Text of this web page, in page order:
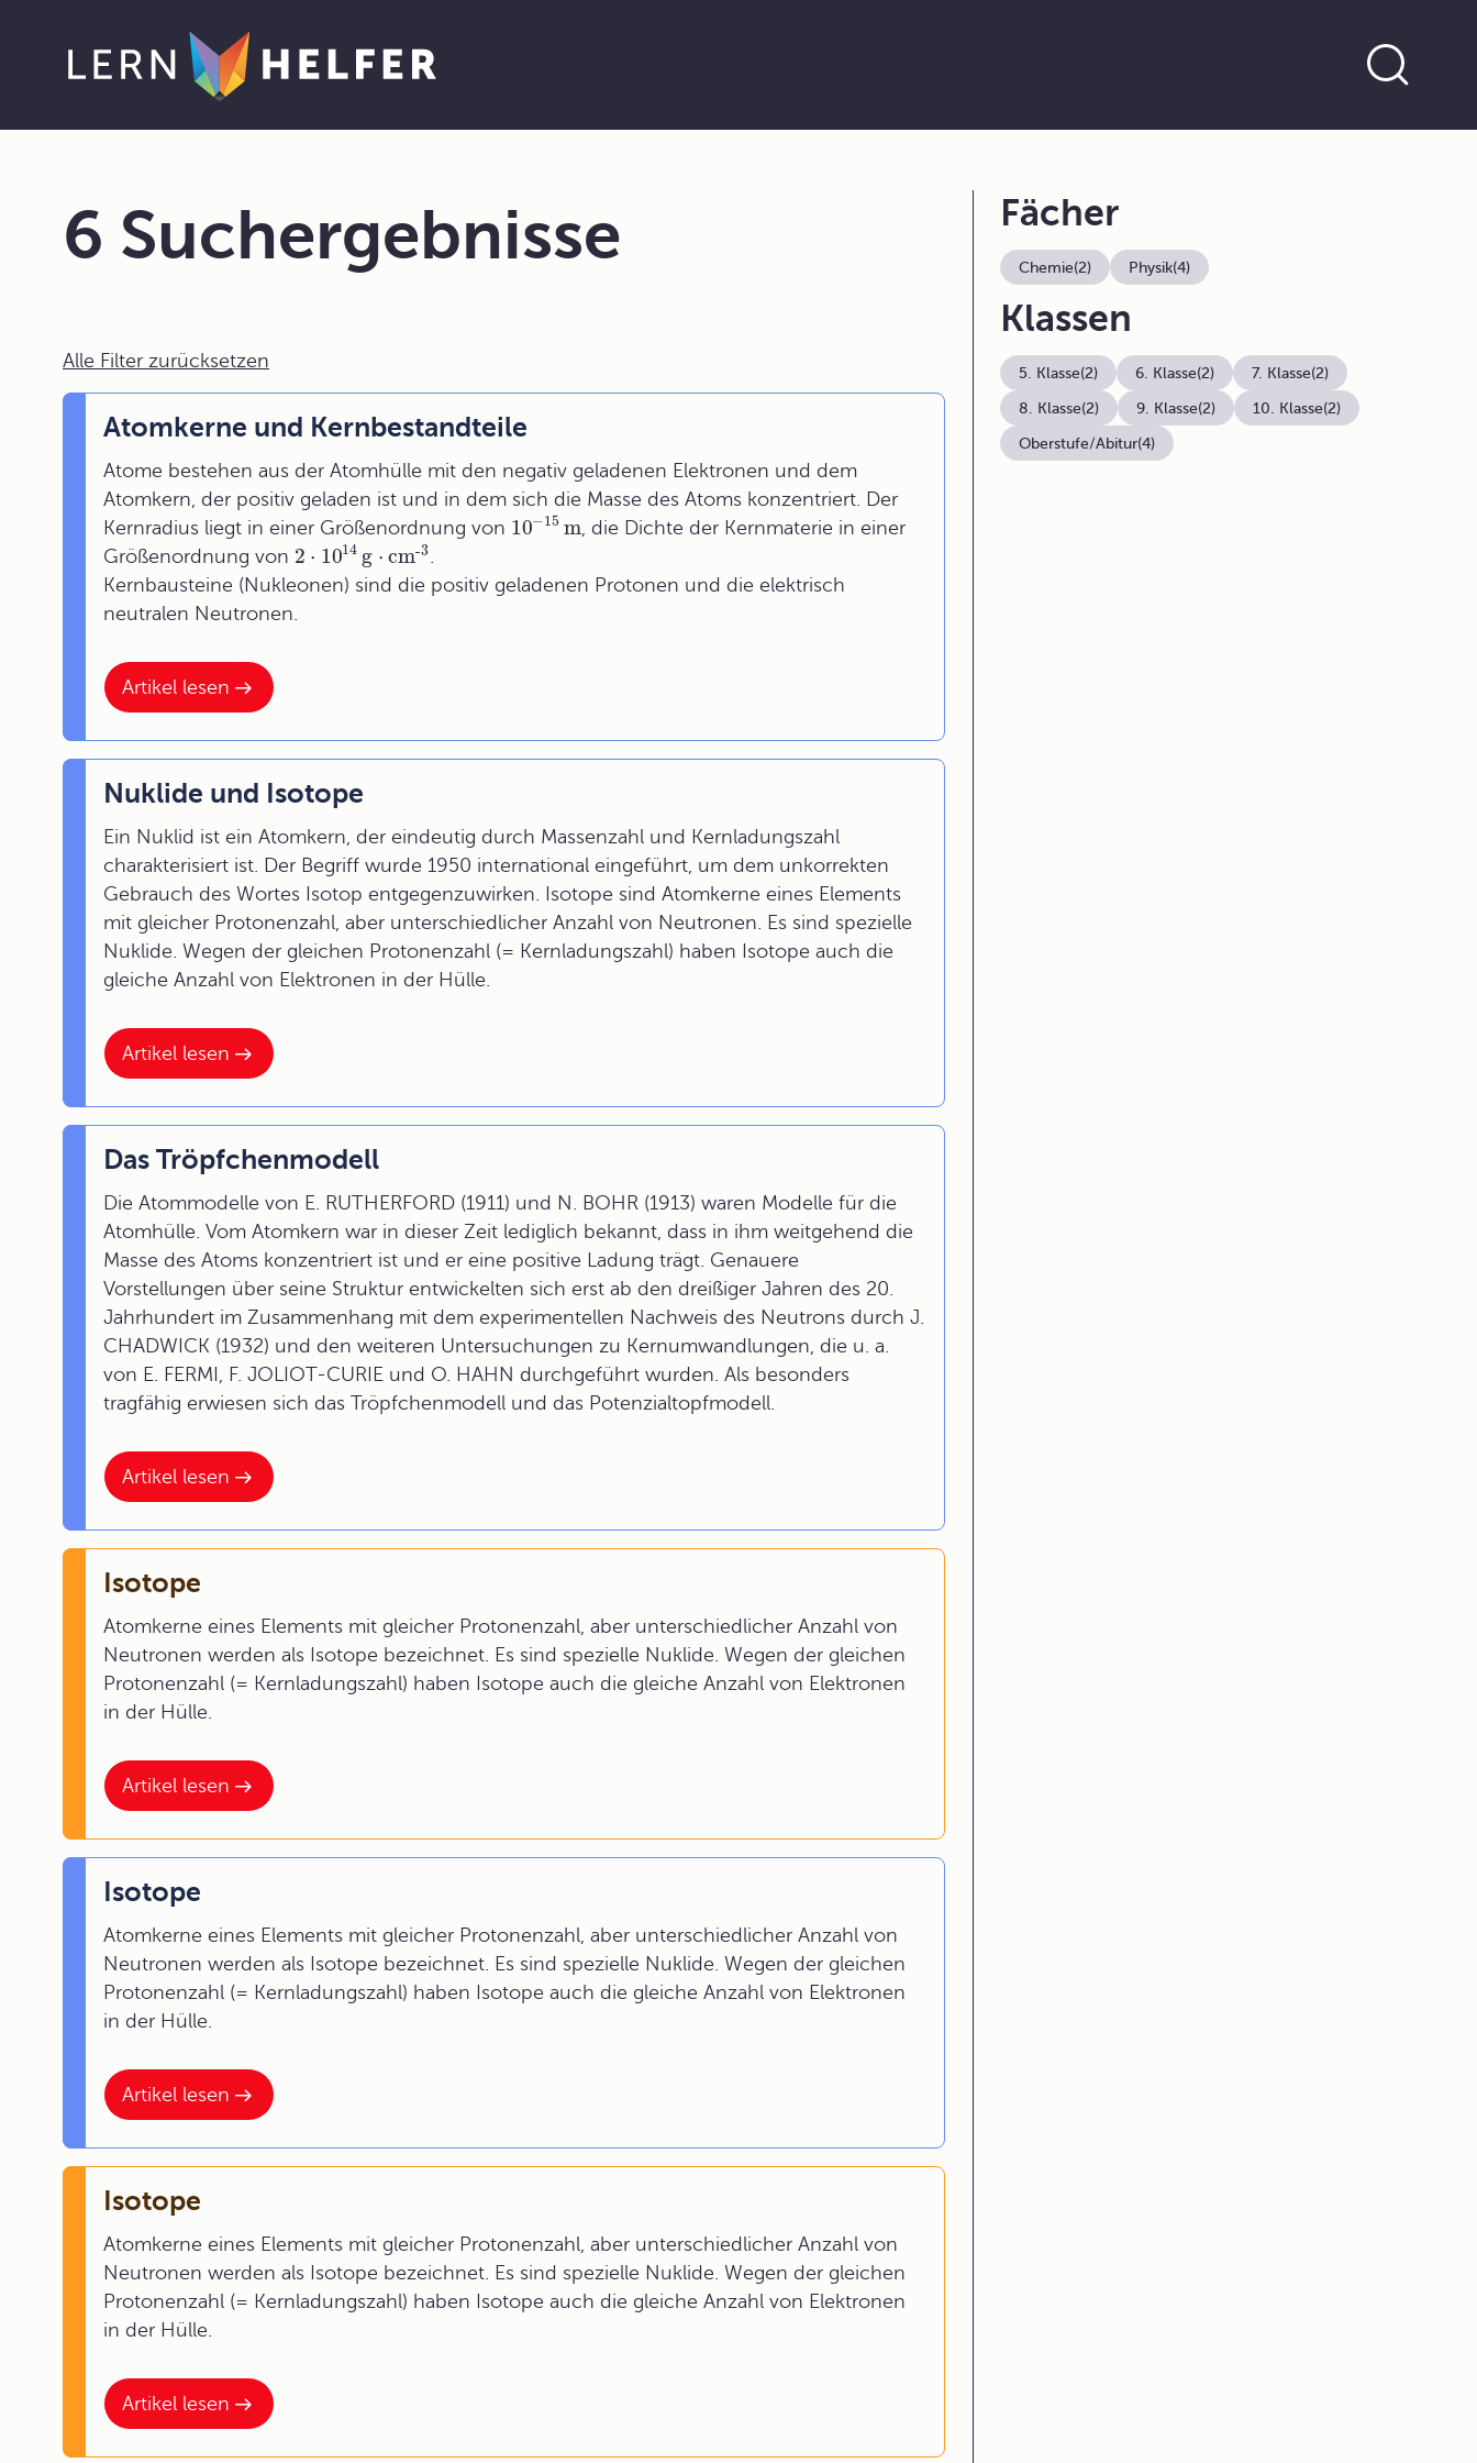
6 Suchergebnisse
Alle Filter zurücksetzen
Artikel lesen
Atomkerne und Kernbestandteile
Atome bestehen aus der Atomhülle mit den negativ geladenen Elektronen und dem
Atomkern, der positiv geladen ist und in dem sich die Masse des Atoms konzentriert. Der
Kernradius liegt in einer Größenordnung von 10−15 m, die Dichte der Kernmaterie in einer
Größenordnung von 2 ⋅ 1014 g ⋅ cm-3.
Kernbausteine (Nukleonen) sind die positiv geladenen Protonen und die elektrisch
neutralen Neutronen.
Artikel lesen
Nuklide und Isotope
Ein Nuklid ist ein Atomkern, der eindeutig durch Massenzahl und Kernladungszahl
charakterisiert ist. Der Begriff wurde 1950 international eingeführt, um dem unkorrekten
Gebrauch des Wortes Isotop entgegenzuwirken. Isotope sind Atomkerne eines Elements
mit gleicher Protonenzahl, aber unterschiedlicher Anzahl von Neutronen. Es sind spezielle
Nuklide. Wegen der gleichen Protonenzahl (= Kernladungszahl) haben Isotope auch die
gleiche Anzahl von Elektronen in der Hülle.
Artikel lesen
Das Tröpfchenmodell
Die Atommodelle von E. RUTHERFORD (1911) und N. BOHR (1913) waren Modelle für die
Atomhülle. Vom Atomkern war in dieser Zeit lediglich bekannt, dass in ihm weitgehend die
Masse des Atoms konzentriert ist und er eine positive Ladung trägt. Genauere
Vorstellungen über seine Struktur entwickelten sich erst ab den dreißiger Jahren des 20.
Jahrhundert im Zusammenhang mit dem experimentellen Nachweis des Neutrons durch J.
CHADWICK (1932) und den weiteren Untersuchungen zu Kernumwandlungen, die u. a.
von E. FERMI, F. JOLIOT-CURIE und O. HAHN durchgeführt wurden. Als besonders
tragfähig erwiesen sich das Tröpfchenmodell und das Potenzialtopfmodell.
Artikel lesen
Isotope
Atomkerne eines Elements mit gleicher Protonenzahl, aber unterschiedlicher Anzahl von
Neutronen werden als Isotope bezeichnet. Es sind spezielle Nuklide. Wegen der gleichen
Protonenzahl (= Kernladungszahl) haben Isotope auch die gleiche Anzahl von Elektronen
in der Hülle.
Artikel lesen
Isotope
Atomkerne eines Elements mit gleicher Protonenzahl, aber unterschiedlicher Anzahl von
Neutronen werden als Isotope bezeichnet. Es sind spezielle Nuklide. Wegen der gleichen
Protonenzahl (= Kernladungszahl) haben Isotope auch die gleiche Anzahl von Elektronen
in der Hülle.
Artikel lesen
Isotope
Atomkerne eines Elements mit gleicher Protonenzahl, aber unterschiedlicher Anzahl von
Neutronen werden als Isotope bezeichnet. Es sind spezielle Nuklide. Wegen der gleichen
Protonenzahl (= Kernladungszahl) haben Isotope auch die gleiche Anzahl von Elektronen
in der Hülle.
Fächer
Chemie(2) Physik(4)
Klassen
5. Klasse(2) 6. Klasse(2) 7. Klasse(2)
8. Klasse(2) 9. Klasse(2) 10. Klasse(2)
Oberstufe/Abitur(4)